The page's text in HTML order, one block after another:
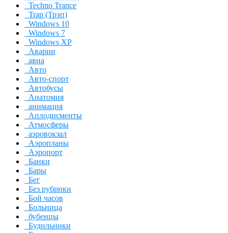
Techno Trance
Trap (Трэп)
Windows 10
Windows 7
Windows XP
Аварии
авиа
Авто
Авто-спорт
Автобусы
Анатомия
анимация
Аплодисменты
Атмосферы
аэровокзал
Аэропланы
Аэропорт
Банки
Бары
Бег
Без рубрики
Бой часов
Больница
бубенцы
Будильники